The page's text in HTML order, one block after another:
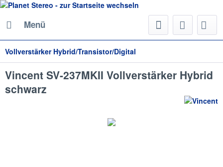
Menü
Vollverstärker Hybrid/Transistor/Digital
Vincent SV-237MKII Vollverstärker Hybrid
schwarz